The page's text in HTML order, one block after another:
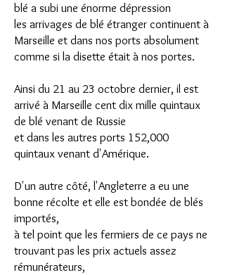
blé a subi une énorme dépression
les arrivages de blé étranger continuent à
Marseille et dans nos ports absolument
comme si la disette était à nos portes.
Ainsi du 21 au 23 octobre dernier, il est
arrivé à Marseille cent dix mille quintaux
de blé venant de Russie
et dans les autres ports 152,000
quintaux venant d'Amérique.
D'un autre côté, l'Angleterre a eu une
bonne récolte et elle est bondée de blés
importés,
à tel point que les fermiers de ce pays ne
trouvant pas les prix actuels assez
rémunérateurs,